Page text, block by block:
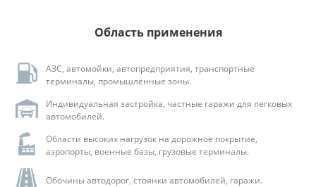
Область применения
АЗС, автомойки, автопредприятия, транспортные
терминалы, промышленные зоны.
Индивидуальная застройка, частные гаражи для легковых
автомобилей.
Области высоких нагрузок на дорожное покрытие,
аэропорты, военные базы, грузовые терминалы.
Обочины автодорог, стоянки автомобилей, гаражи.